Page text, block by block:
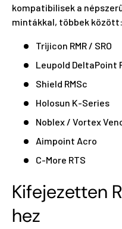
kompatibilisek a
mintákkal, többek között:
Trijicon RMR / SRO
Leupold DeltaPoint
Shield RMSc
Holosun K-Series
Noblex / Vortex
Aimpoint Acro
C-More RTS
Kifejezetten
hez